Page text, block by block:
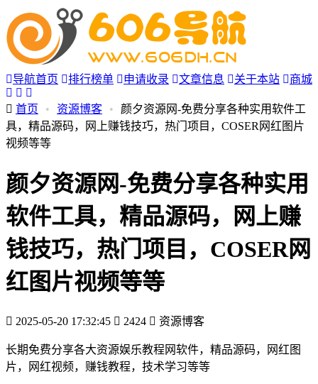
导航首页 排行榜单 申请收录 文章信息 关于本站 商城
首页 • 资源博客 •
颜夕资源网-免费分享各种实用软件工
具，精品源码，网上赚钱技巧，热门项目，COSER网红图片
视频等等
颜夕资源网-免费分享各种实用
软件工具，精品源码，网上赚
钱技巧，热门项目，COSER网
红图片视频等等
2025-05-20 17:32:45 2424 资源博客
长期免费分享各大资源娱乐教程网软件，精品源码，网红图
片，网红视频，赚钱教程，技术学习等等